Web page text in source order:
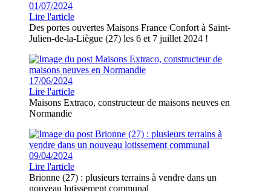
01/07/2024
Lire l'article
Des portes ouvertes Maisons France Confort à Saint-
Julien-de-la-Liègue (27) les 6 et 7 juillet 2024 !
17/06/2024
Lire l'article
Maisons Extraco, constructeur de maisons neuves en
Normandie
09/04/2024
Lire l'article
Brionne (27) : plusieurs terrains à vendre dans un
nouveau lotissement communal